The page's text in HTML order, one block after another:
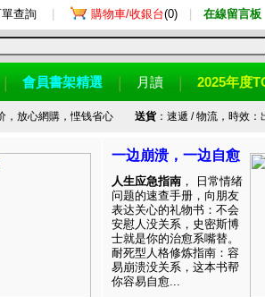
查詢 購物車/收銀台(0) 在線留言板
會員書架精選 月讀 2025年度
，放心網購，悭钱省心 送貨：速遞 / 物流，時效：
一边崩溃，一边自愈
人生应急指南 ， 日常情绪
问题的速查手册，向朋友
表达关心的礼物书：不会
安慰人没关系，史密斯博
士就是你的治愈系嘴替。
耐死型人格修炼指南：容
易崩溃没关系，这本书帮
你容易自愈...